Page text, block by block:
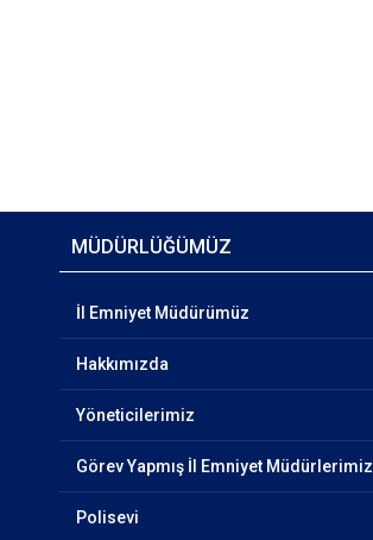
MÜDÜRLÜĞÜMÜZ
İl Emniyet Müdürümüz
Hakkımızda
Yöneticilerimiz
Görev Yapmış İl Emniyet Müdürlerimiz
Polisevi